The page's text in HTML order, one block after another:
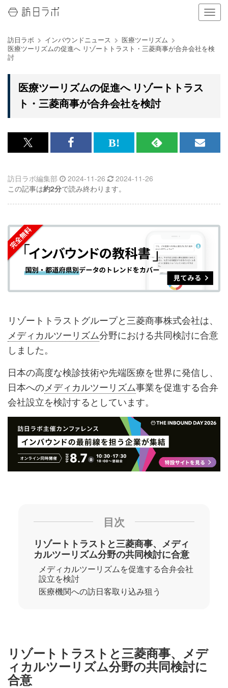
ナ
ビ
ー
シ
訪日ラボ インバウンドニュース
医療ツーリズム
医療ツーリズムの促進へ リゾートトラスト・三菱商事が合弁会社を検
討
医療ツーリズムの促進へ リゾートトラス
ト・三菱商事が合弁会社を検討
x<br>
記
事
シ
ェ
ア
す
る
Facebook<br>
記
事
シ
ェ
ア
す
る
は
な
ブ
ク
マ
ー
ク
に
加
RSS
購
読
す
る
メ
録
す
訪日ラボ編集部 2024-11-26
2024-11-26
この記事は約2分で読み終わります。
リゾートトラストグループと三菱商事株式会社は、
メディカルツーリズム分野における共同検討に合意
しました。
日本の高度な検診技術や先端医療を世界に発信し、
日本へのメディカルツーリズム事業を促進する合弁
会社設立を検討するとしています。
目次
リゾートトラストと三菱商事、メディ
カルツーリズム分野の共同検討に合意
メディカルツーリズムを促進する合弁会社
設立を検討
医療機関への訪日客取り込み狙う
リゾートトラストと三菱商事、メデ
ィカルツーリズム分野の共同検討に
合意